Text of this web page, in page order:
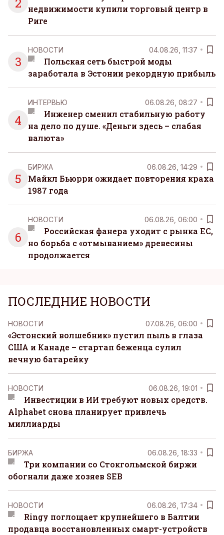
недвижимости купили торговый центр в
Риге
3
НОВОСТИ 04.08.26, 11:37
Польская сеть быстрой моды
заработала в Эстонии рекордную прибыль
4
ИНТЕРВЬЮ 06.08.26, 08:27
Инженер сменил стабильную работу
на дело по душе. «Деньги здесь – слабая
валюта»
5
БИРЖА 06.08.26, 14:29
Майкл Бьюрри ожидает повторения краха
1987 года
6
НОВОСТИ 06.08.26, 06:00
Российская фанера уходит с рынка ЕС,
но борьба с «отмыванием» древесины
продолжается
ПОСЛЕДНИЕ НОВОСТИ
НОВОСТИ 07.08.26, 06:00
«Эстонский волшебник» пустил пыль в глаза
США и Канаде – стартап беженца сулил
вечную батарейку
НОВОСТИ 06.08.26, 19:01
Инвестиции в ИИ требуют новых средств.
Alphabet снова планирует привлечь
миллиарды
БИРЖА 06.08.26, 18:33
Три компании со Стокгольмской биржи
обогнали даже хозяев SEB
НОВОСТИ 06.08.26, 17:34
Ringy поглощает крупнейшего в Балтии
продавца восстановленных смарт-устройств